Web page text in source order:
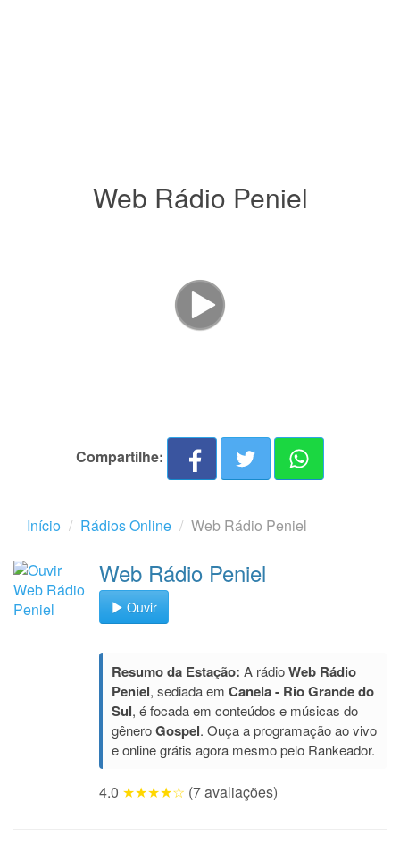
Web Rádio Peniel
Compartilhe:
Início Rádios Online Web Rádio Peniel
Web Rádio Peniel
Ouvir
Resumo da Estação: A rádioWeb Rádio
Peniel, sediada em Canela - Rio Grande do
Sul, é focada em conteúdos e músicas do
gêneroGospel. Ouça a programação ao vivo
e online grátis agora mesmo pelo Rankeador.
4.0 ★★★★☆ (7 avaliações)